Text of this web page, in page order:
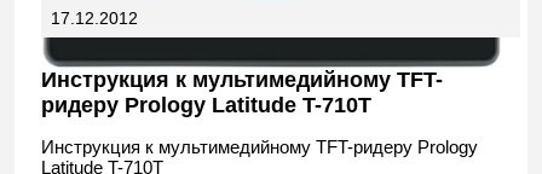
17.12.2012
Инструкция к мультимедийному TFT-
ридеру Prology Latitude T-710T
Инструкция к мультимедийному TFT-ридеру Prology
Latitude T-710T